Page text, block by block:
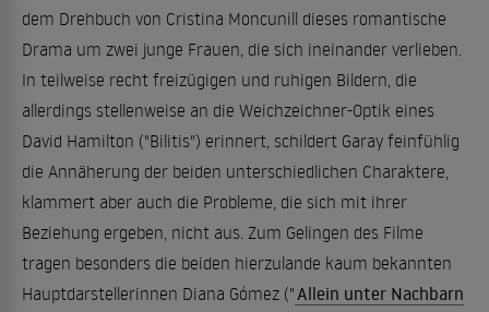
dem Drehbuch von Cristina Moncunill dieses romantische
Drama um zwei junge Frauen, die sich ineinander verlieben.
In teilweise recht freizügigen und ruhigen Bildern, die
allerdings stellenweise an die Weichzeichner-Optik eines
David Hamilton ("Bilitis") erinnert, schildert Garay feinfühlig
die Annäherung der beiden unterschiedlichen Charaktere,
klammert aber auch die Probleme, die sich mit ihrer
Beziehung ergeben, nicht aus. Zum Gelingen des Filme
tragen besonders die beiden hierzulande kaum bekannten
Hauptdarstellerinnen Diana Gómez ("Allein unter Nachbarn